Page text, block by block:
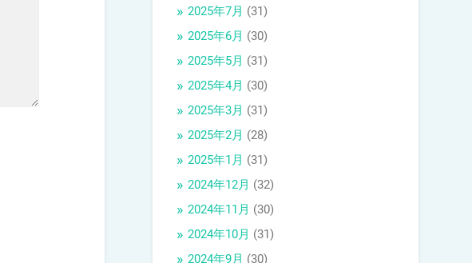
2025年7月 (31)
2025年6月 (30)
2025年5月 (31)
2025年4月 (30)
2025年3月 (31)
2025年2月 (28)
2025年1月 (31)
2024年12月 (32)
2024年11月 (30)
2024年10月 (31)
2024年9月 (30)